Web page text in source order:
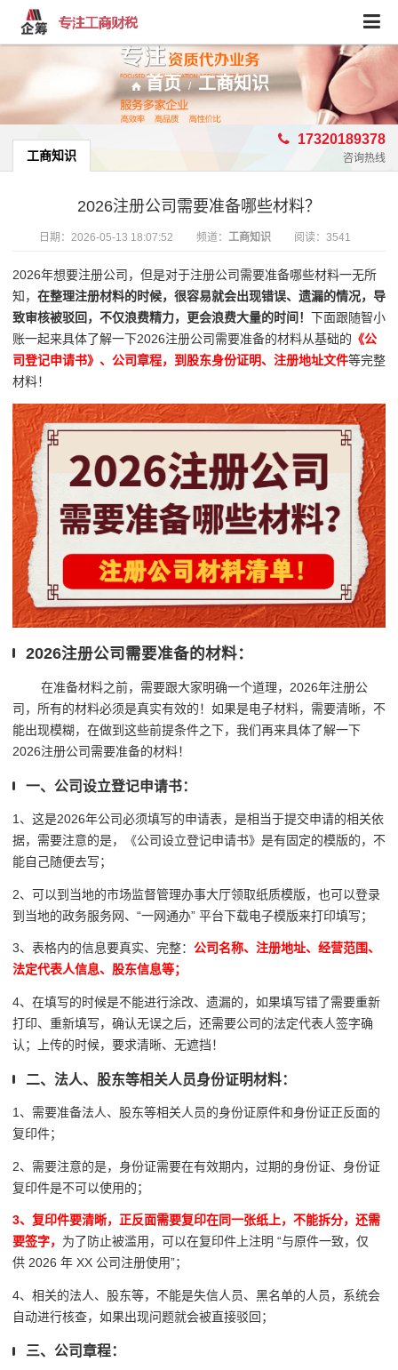
首页 / 工商知识
工商知识
17320189378
咨询热线
2026注册公司需要准备哪些材料？
日期： 2026-05-13 18:07:52 频道： 工商知识 阅读：3541
2026年想要注册公司，但是对于注册公司需要准备哪些材料一无所
知， 在整理注册材料的时候，很容易就会出现错误、遗漏的情况，导
致审核被驳回，不仅浪费精力，更会浪费大量的时间！ 下面跟随智小
账一起来具体了解一下2026注册公司需要准备的材料从基础的 《公
司登记申请书》、公司章程，到股东身份证明、注册地址文件等完整
材料！
2026注册公司需要准备的材料：
在准备材料之前，需要跟大家明确一个道理，2026年注册公
司，所有的材料必须是真实有效的！如果是电子材料，需要清晰，不
能出现模糊，在做到这些前提条件之下，我们再来具体了解一下
2026注册公司需要准备的材料！
一、公司设立登记申请书：
1、这是2026年公司必须填写的申请表，是相当于提交申请的相关依
据，需要注意的是，《公司设立登记申请书》是有固定的模版的，不
能自己随便去写；
2、可以到当地的市场监督管理办事大厅领取纸质模版，也可以登录
到当地的政务服务网、“一网通办” 平台下载电子模版来打印填写；
3、表格内的信息要真实、完整： 公司名称、注册地址、经营范围、
法定代表人信息、股东信息等；
4、在填写的时候是不能进行涂改、遗漏的，如果填写错了需要重新
打印、重新填写，确认无误之后，还需要公司的法定代表人签字确
认；上传的时候，要求清晰、无遮挡！
二、法人、股东等相关人员身份证明材料：
1、需要准备法人、股东等相关人员的身份证原件和身份证正反面的
复印件；
2、需要注意的是，身份证需要在有效期内，过期的身份证、身份证
复印件是不可以使用的；
3、复印件要清晰，正反面需要复印在同一张纸上，不能拆分，还需
要签字， 为了防止被滥用，可以在复印件上注明 “与原件一致，仅
供 2026 年 XX 公司注册使用”；
4、相关的法人、股东等，不能是失信人员、黑名单的人员，系统会
自动进行核查，如果出现问题就会被直接驳回；
三、公司章程：